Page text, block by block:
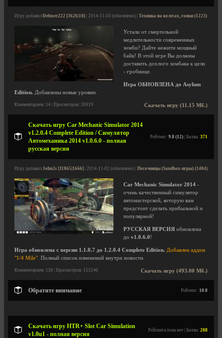
Игру добавил Defuser222 [3626|10] | 2014-11-03 (обновлено) | Техника на колесах, гонки (1223)
Устали от смертельной
медлительности современных
зомби? Дайте нежити мощный
байк! В этой игре Вы должны
доставить дохлого зомбака к цели
- гробнице.
Игра ОБНОВЛЕНА до Asylum
Edition. Добавлены новые уровни.
Скачать игру (11.15 Мб.)
Комментариев: 14 | Просмотров: 26919
Скачать игру Car Mechanic Simulator 2014
v1.2.0.4 Complete Edition / Симулятор
Автомеханика 2014 v1.0.6.0 - полная
русская версия
Рейтинг: 9.8 (12) | Баллы: 371
Игру добавил John2s [11865|1666] | 2014-11-02 (обновлено) | Песочницы (Sandbox-игры) (1404)
Car Mechanic Simulator 2014 -
очень качественный симулятор
автомастерской, которую вам
предстоит сделать прибыльной и
популярной!
РУССКАЯ ВЕРСИЯ обновлена
до v1.0.6.0!
Игра обновлена с версии 1.1.0.7 до 1.2.0.4 Complete Edition. Добавлен аддон
"1/4 Mile" . Полный список изменений внутри новости.
Скачать игру (493.00 Мб.)
Комментариев: 130 | Просмотров: 155246
Обратите внимание Рейтинг: 10.0
Скачать игру HTR+ Slot Car Simulation
v1.0u1 - полная версия
Рейтинга пока нет | Баллы: 208